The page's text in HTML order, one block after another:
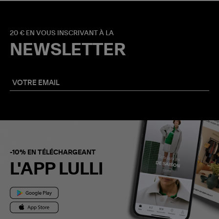
20 € EN VOUS INSCRIVANT À LA
NEWSLETTER
-10% EN TÉLÉCHARGEANT
L'APP LULLI